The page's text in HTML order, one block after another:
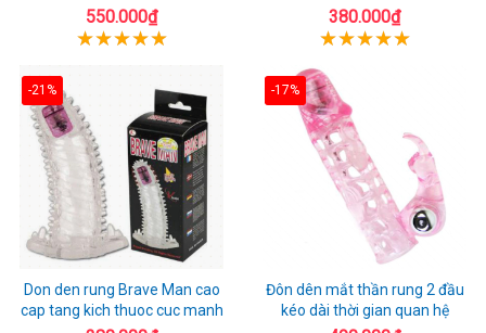
550.000₫ 380.000₫
-21%
Don den rung Brave Man cao
cap tang kich thuoc cuc manh
-17%
Đôn dên mắt thần rung 2 đầu
kéo dài thời gian quan hệ